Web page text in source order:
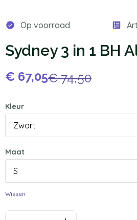
Op voorraad
Sydney 3 in 1 BH
€74,50
€ 67,05
Kleur
Maat
Wissen